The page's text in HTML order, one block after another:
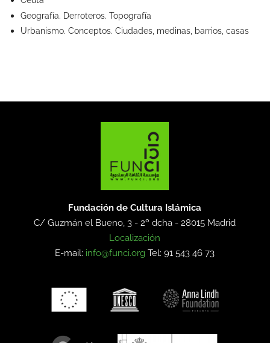
Geografía. Derroteros. Topografía
Urbanismo. Conceptos. Ciudades, medinas, barrios, casas
Fundación de Cultura Islámica
C/ Guzmán el Bueno, 3 - 2º dcha -28015 Madrid
Localización
E-mail: info@funci.org Tel: 91 543 46 73